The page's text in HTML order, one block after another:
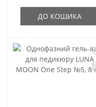
ДО КОШИКА